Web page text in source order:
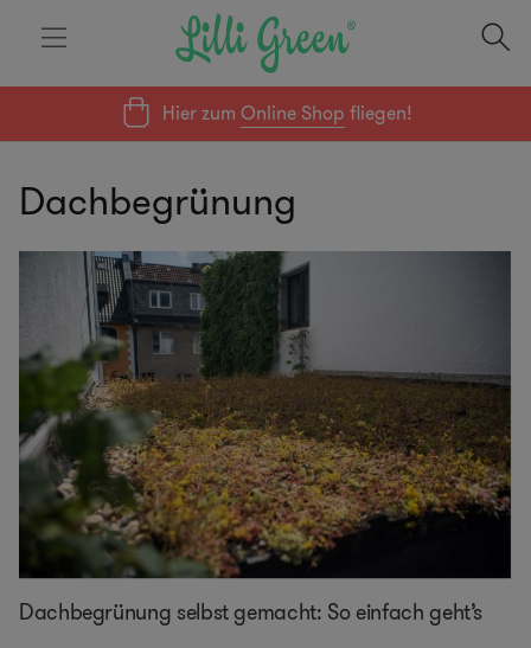
Hier zumOnline Shop fliegen!
Dachbegrünung
Dachbegrünung selbst gemacht: So einfach geht’s